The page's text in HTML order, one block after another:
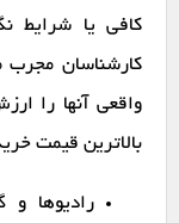
کافی یا شرایط
کارشناسان مجرب
واقعی آنها را
بالاترین قیمت
رادیوها و